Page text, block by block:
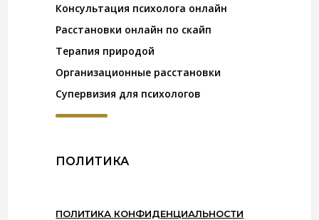
Консультация психолога онлайн
Расстановки онлайн по скайп
Терапия природой
Организационные расстановки
Супервизия для психологов
ПОЛИТИКА
ПОЛИТИКА КОНФИДЕНЦИАЛЬНОСТИ